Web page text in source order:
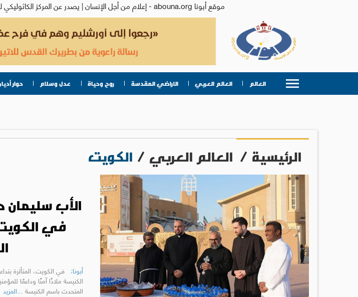
موقع أبونا abouna.org - إعلام من أجل الإنسان | يصدر عن المركز الكاثوليكي للدراسات والإعلام في الأردن - رئيس التحرير: الأب د.رفعت بدر
العالم العالم العربي الاراضي المقدسة روح وحياة عدل وسلام حوار
الرئيسية / العالم العربي / الكويت
الأب
في
أبونا: في الكويت، المتأثرة
الكنيسة ملاذًا آمنًا وداعمًا
المتحدث باسم الكنيسة ...المزيد